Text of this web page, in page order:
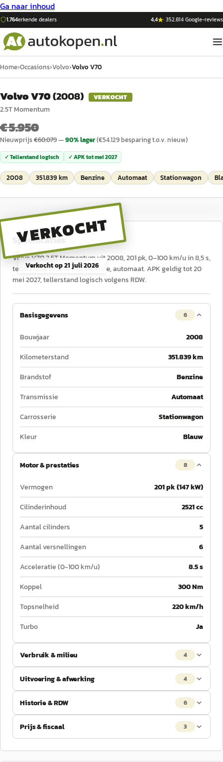
Ga naar inhoud
1.764erkende dealers 4,4 ·352.814Google-reviews
Home›Occasions›Volvo›Volvo V70
Volvo V70(2008) VERKOCHT
2.5T Momentum
€ 5.950
Nieuwprijs€60.079—90% lager(€54.129besparing t.o.v. nieuw)
✓ Tellerstand logisch ✓ APK totmei 2027
2008 351.839 km Benzine Automaat Stationwagon
VERKOCHT
Verkocht op21 juli 2026
Specificaties
Volvo V70 2.5T Momentum uit 2008, 201 pk, 0–100 km/u in 8,5 s,
tellerstand 351.839 km, benzine, automaat. APK geldig tot 20
mei 2027, tellerstand logisch volgens RDW.
Basisgegevens 6
Bouwjaar
2008
Kilometerstand
351.839 km
Brandstof
Benzine
Transmissie
Automaat
Carrosserie
Stationwagon
Kleur
Blauw
Motor & prestaties 8
Vermogen
201 pk (147 kW)
Cilinderinhoud
2521 cc
Aantal cilinders
5
Aantal versnellingen
6
Acceleratie (0-100 km/u)
8.5 s
Koppel
300 Nm
Topsnelheid
220 km/h
Turbo
Ja
Verbruik & milieu 4
Uitvoering & afwerking 4
Historie & RDW 6
Prijs & fiscaal 3